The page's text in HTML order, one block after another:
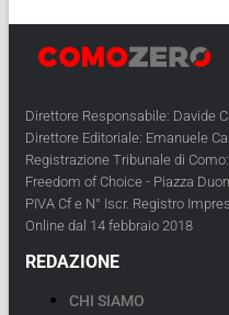
Direttore Responsabile: Davide
Direttore Editoriale: Emanuele
Registrazione Tribunale di
Freedom of Choice - Piazza
PIVA Cf e N° Iscr. Registro
Online dal 14 febbraio 2018
REDAZIONE
CHI SIAMO